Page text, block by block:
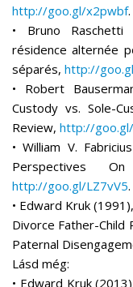
http://goo.gl/x2pwbf.
• Bruno
résidence alternée
séparés, http://
• Robert
Custody vs. Sole-
Review, http://
• William V.
Perspectives
http://goo.gl/LZ7vV5.
• Edward Kruk
Divorce Father-Child
Paternal
Lásd még:
• Edward Kruk